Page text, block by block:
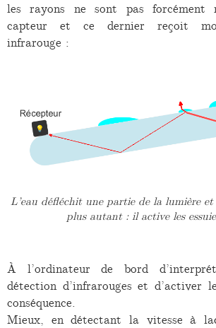
les rayons ne sont pas forcément
capteur et ce dernier reçoit
infrarouge :
L’eau défléchit une partie de la lumière et
plus autant : il active les
À l’ordinateur de bord
détection d’infrarouges et d’activer
conséquence.
Mieux, en détectant la vitesse à